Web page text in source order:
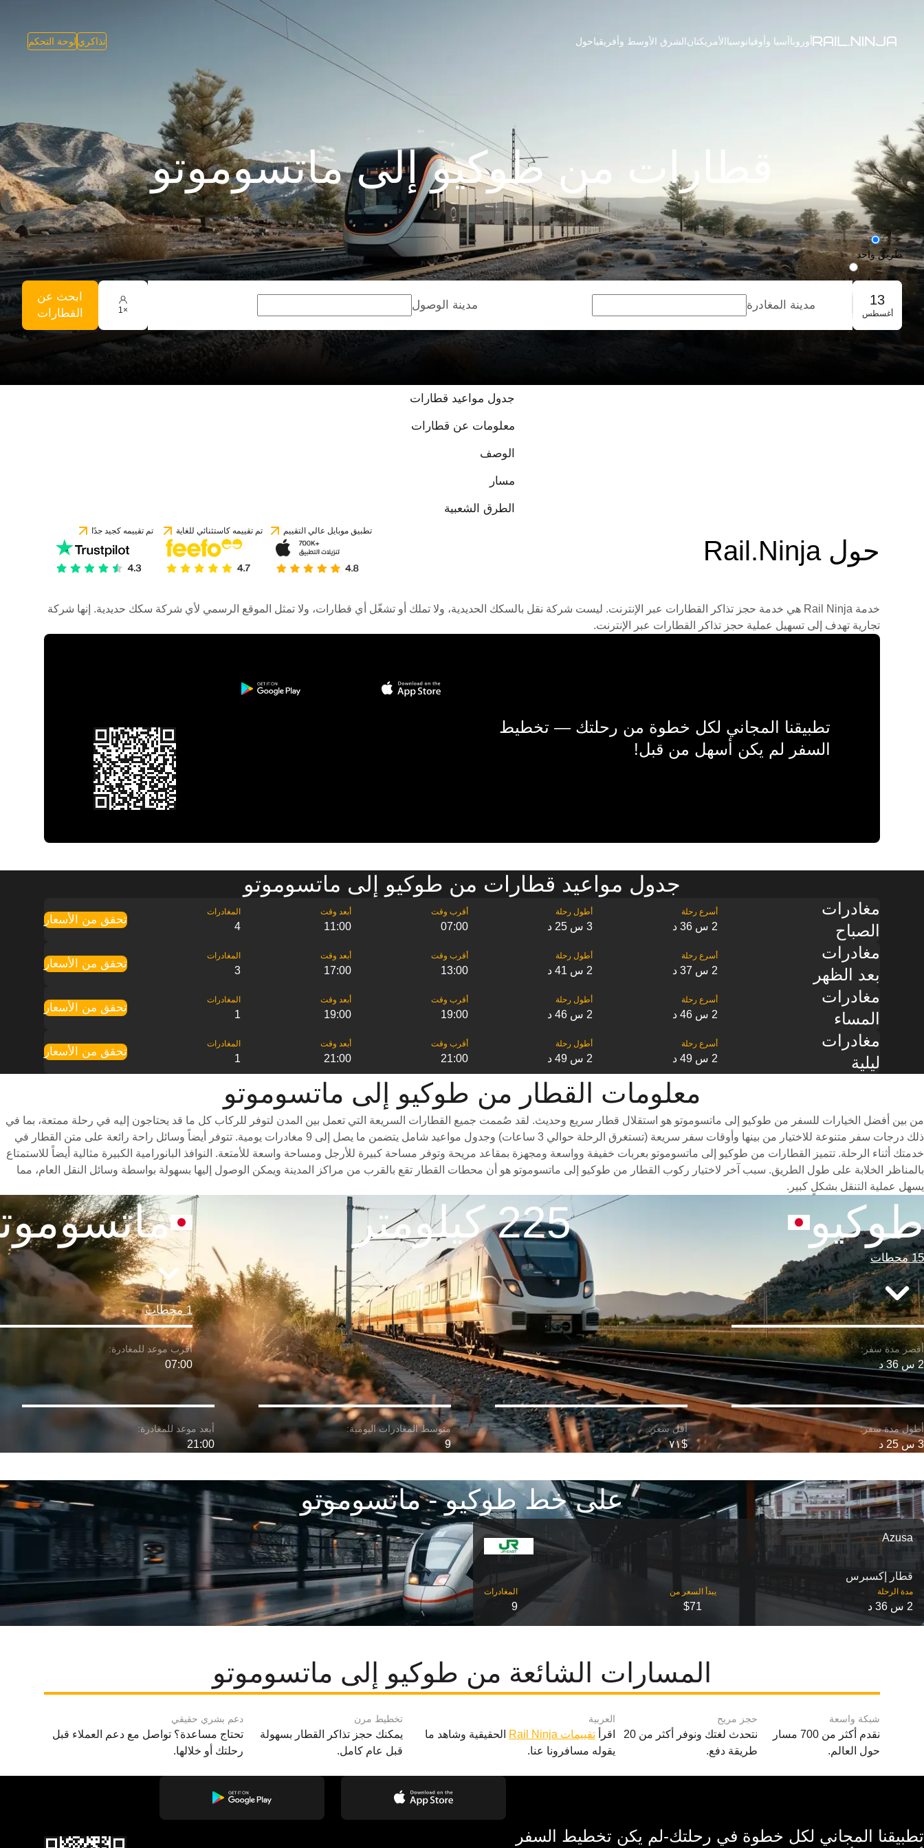
أوروبا آسيا وأوقيانوسيا الأمريكتان الشرق الأوسط وأفريقياحول تذاكري لوحة التحكم
قطارات من طوكيو إلى ماتسوموتو
طريق واحد
رحلة ذهاب وإياب
الحجز الجماعي
13
أغسطس
مدينة المغادرة مدينة الوصول ×
1
ابحث عن
القطارات
جدول مواعيد قطارات
معلومات عن قطارات
الوصف
مسار
الطرق الشعبية
حول Rail.Ninja
تطبيق موبايل عالي التقييم تم تقييمه كاستثنائي للغاية تم تقييمه كجيد جدًا
خدمة Rail Ninja هي خدمة حجز تذاكر القطارات عبر الإنترنت. ليست شركة نقل بالسكك الحديدية، ولا تملك أو تشغّل أي قطارات، ولا تمثل الموقع الرسمي لأي شركة سكك حديدية. إنها شركة
تجارية تهدف إلى تسهيل عملية حجز تذاكر القطارات عبر الإنترنت.
تطبيقنا المجاني لكل خطوة من رحلتك — تخطيط
السفر لم يكن أسهل من قبل!
جدول مواعيد قطارات من طوكيو إلى ماتسوموتو
مغادرات
الصباح
2 س 36 د 3 س 25 د 07:00
11:00
4
تحقق من الأسعار
مغادرات
بعد الظهر
2 س 37 د 2 س 41 د 13:00
17:00
3
تحقق من الأسعار
مغادرات
المساء
2 س 46 د 2 س 46 د 19:00
19:00
1
تحقق من الأسعار
مغادرات
ليلية
2 س 49 د 2 س 49 د 21:00
21:00
1
تحقق من الأسعار
معلومات القطار من ‎طوكيو إلى ‎ماتسوموتو
من بين أفضل الخيارات للسفر من طوكيو إلى ماتسوموتو هو استقلال قطار سريع وحديث. لقد صُممت جميع القطارات السريعة التي تعمل بين المدن لتوفر للركاب كل ما قد يحتاجون إليه في رحلة ممتعة، بما في
ذلك درجات سفر متنوعة للاختيار من بينها وأوقات سفر سريعة (تستغرق الرحلة حوالي 3 ساعات) وجدول مواعيد شامل يتضمن ما يصل إلى 9 مغادرات يومية. تتوفر أيضاً وسائل راحة رائعة على متن القطار في
خدمتك أثناء الرحلة. تتميز القطارات من طوكيو إلى ماتسوموتو بعربات خفيفة وواسعة ومجهزة بمقاعد مريحة وتوفر مساحة كبيرة للأرجل ومساحة واسعة للأمتعة. النوافذ البانورامية الكبيرة مثالية أيضاً للاستمتاع
بالمناظر الخلابة على طول الطريق. سبب آخر لاختيار ركوب القطار من طوكيو إلى ماتسوموتو هو أن محطات القطار تقع بالقرب من مراكز المدينة ويمكن الوصول إليها بسهولة بواسطة وسائل النقل العام، مما
يسهل عملية التنقل بشكلٍ كبير.
طوكيو
15 محطات
225 كيلومتر
1 محطات
2 س 36 د 07:00
3 س 25 د $٧١ 9
21:00
على خط طوكيو - ماتسوموتو
Azusa
قطار إكسبرس
مدة الرحلة
2 س 36 د
‎يبدأ السعر من
$71
9
المسارات الشائعة من طوكيو إلى ماتسوموتو
شبكة واسعة
نقدم أكثر من 700 مسار
حول العالم.
حجز مريح
نتحدث لغتك ونوفر أكثر من 20
طريقة دفع.
العربية
اقرأ تقييمات Rail Ninja
الحقيقية وشاهد ما
يقوله مسافرونا عنا.
تخطيط مرن
يمكنك حجز تذاكر القطار بسهولة
قبل عام كامل.
دعم بشري حقيقي
تحتاج مساعدة؟ تواصل مع دعم العملاء قبل
رحلتك أو خلالها.
تطبيقنا المجاني لكل خطوة في رحلتك-لم يكن تخطيط السفر